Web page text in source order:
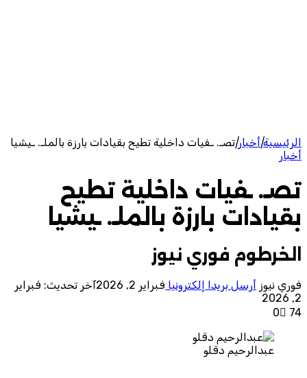
الرئيسية|أخبار|تصـ. ـفيات داخلية تطيح بقيادات بارزة بالملـ. ـيشيا
أخبار
تصـ. ـفيات داخلية تطيح
بقيادات بارزة بالملـ. ـيشيا
الخرطوم فوري نيوز
فوري نيوز أرسل بريدا إلكترونيا فبراير 2, 2026
آخر تحديث: فبراير
2, 2026
0
74
عبدالرحيم دقلو